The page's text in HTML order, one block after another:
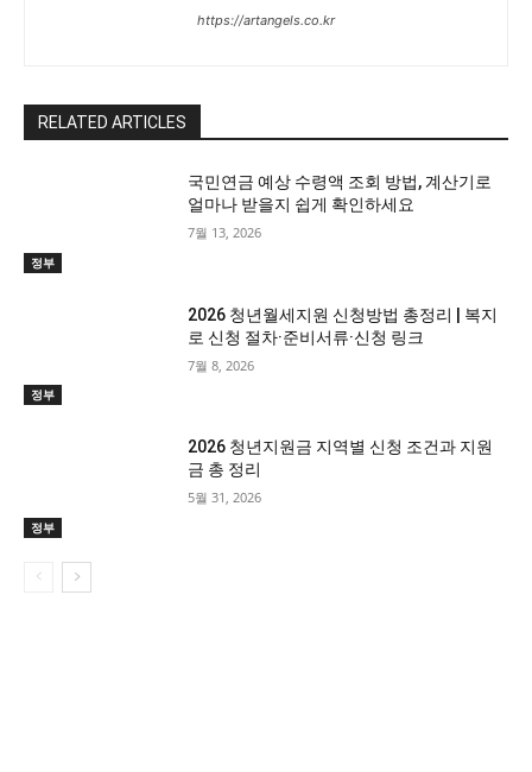
https://artangels.co.kr
RELATED ARTICLES
정부
국민연금 예상 수령액 조회 방법, 계산기로
얼마나 받을지 쉽게 확인하세요
7월 13, 2026
정부
2026 청년월세지원 신청방법 총정리 | 복지
로 신청 절차·준비서류·신청 링크
7월 8, 2026
정부
2026 청년지원금 지역별 신청 조건과 지원
금 총 정리
5월 31, 2026